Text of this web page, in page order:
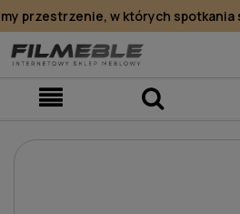
przestrzenie, w których spotkania